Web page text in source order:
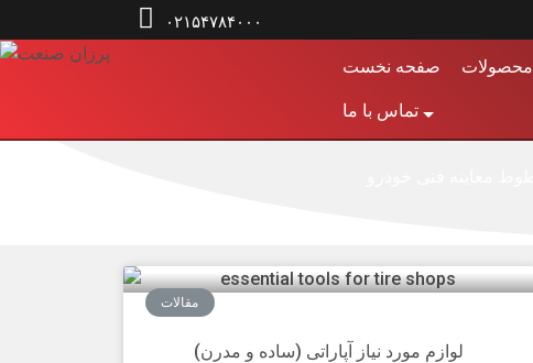
 ۰۲۱۵۴۷۸۴۰۰۰
صفحه نخست محصولات
تماس با ما
مقالات
لوازم مورد نیاز آپاراتی (ساده و مدرن)